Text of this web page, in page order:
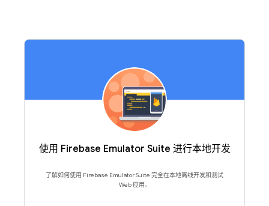
使用 Firebase Emulator Suite 进行本地开发
了解如何使用 Firebase Emulator Suite 完全在本地离线开发和测试
Web 应用。